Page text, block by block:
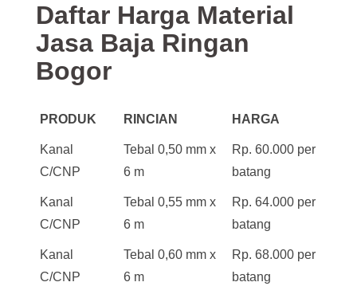
Daftar Harga Material
Jasa Baja Ringan
Bogor
PRODUK RINCIAN HARGA
Kanal
C/CNP
Tebal 0,50 mm x
6 m
Rp. 60.000 per
batang
Kanal
C/CNP
Tebal 0,55 mm x
6 m
Rp. 64.000 per
batang
Kanal
C/CNP
Tebal 0,60 mm x
6 m
Rp. 68.000 per
batang